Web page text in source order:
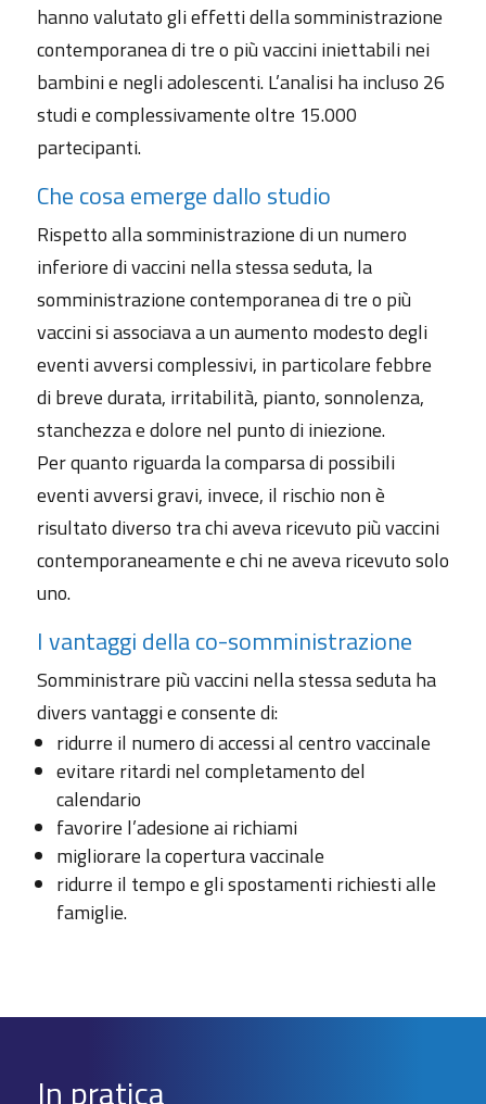
hanno valutato gli effetti della somministrazione
contemporanea di tre o più vaccini iniettabili nei
bambini e negli adolescenti. L’analisi ha incluso 26
studi e complessivamente oltre 15.000
partecipanti.
Che cosa emerge dallo studio
Rispetto alla somministrazione di un numero
inferiore di vaccini nella stessa seduta, la
somministrazione contemporanea di tre o più
vaccini si associava a un aumento modesto degli
eventi avversi complessivi, in particolare febbre
di breve durata, irritabilità, pianto, sonnolenza,
stanchezza e dolore nel punto di iniezione.
Per quanto riguarda la comparsa di possibili
eventi avversi gravi, invece, il rischio non è
risultato diverso tra chi aveva ricevuto più vaccini
contemporaneamente e chi ne aveva ricevuto solo
uno.
I vantaggi della co-somministrazione
Somministrare più vaccini nella stessa seduta ha
divers vantaggi e consente di:
ridurre il numero di accessi al centro vaccinale
evitare ritardi nel completamento del
calendario
favorire l’adesione ai richiami
migliorare la copertura vaccinale
ridurre il tempo e gli spostamenti richiesti alle
famiglie.
In pratica